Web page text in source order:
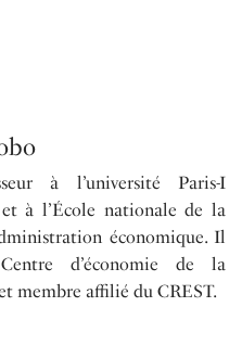
à l’université Paris-I
et à l’École nationale de la
économique. Il
d’économie de la
membre affilié du CREST.